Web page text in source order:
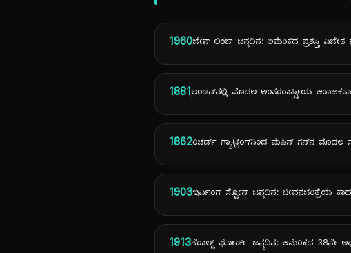
1960ಜೇನ್ ಲಿಂಚ್ ಜನ್ಮದಿನ: ಅಮೆರಿಕದ ಪ್ರಶಸ್ತಿ ವಿಜೇತ
1881ಲಂಡನ್‌ನಲ್ಲಿ ಮೊದಲ ಅಂತರರಾಷ್ಟ್ರೀಯ
1862ರಿಚರ್ಡ್ ಗ್ಯಾಟ್ಲಿಂಗ್‌ನಿಂದ ಮೆಷಿನ್ ಗನ್‌ನ ಮೊದಲ
1903ಇರ್ವಿಂಗ್ ಸ್ಟೋನ್ ಜನ್ಮದಿನ: ಜೀವನಚರಿತ್ರೆಯ
1913ಗೆರಾಲ್ಡ್ ಫೋರ್ಡ್ ಜನ್ಮದಿನ: ಅಮೆರಿಕದ 38ನೇ